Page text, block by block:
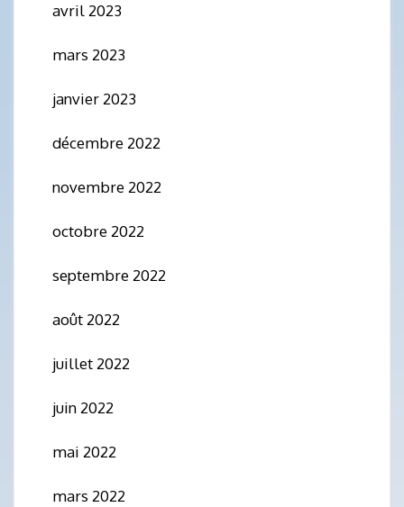
avril 2023
mars 2023
janvier 2023
décembre 2022
novembre 2022
octobre 2022
septembre 2022
août 2022
juillet 2022
juin 2022
mai 2022
mars 2022